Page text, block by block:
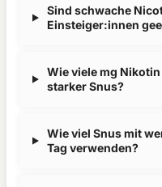
Sind schwache
Einsteiger:innen
Wie viele mg
starker Snus?
Wie viel Snus mit
Tag verwenden?